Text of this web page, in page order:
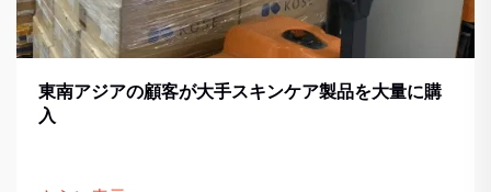
東南アジアの顧客が大手スキンケア製品を大量に購
入